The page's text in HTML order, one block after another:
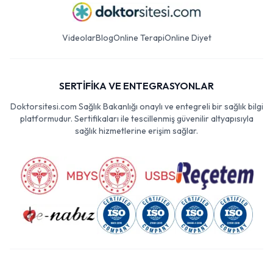
VideolarBlogOnline TerapiOnline Diyet
SERTİFİKA VE ENTEGRASYONLAR
Doktorsitesi.com Sağlık Bakanlığı onaylı ve entegreli bir sağlık bilgi
platformudur. Sertifikaları ile tescillenmiş güvenilir altyapısıyla
sağlık hizmetlerine erişim sağlar.